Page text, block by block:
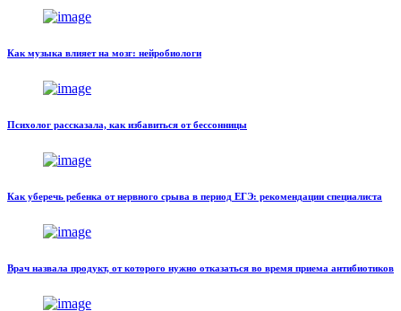
Как музыка влияет на мозг: нейробиологи
Психолог рассказала, как избавиться от бессонницы
Как уберечь ребенка от нервного срыва в период ЕГЭ: рекомендации специалиста
Врач назвала продукт, от которого нужно отказаться во время приема антибиотиков